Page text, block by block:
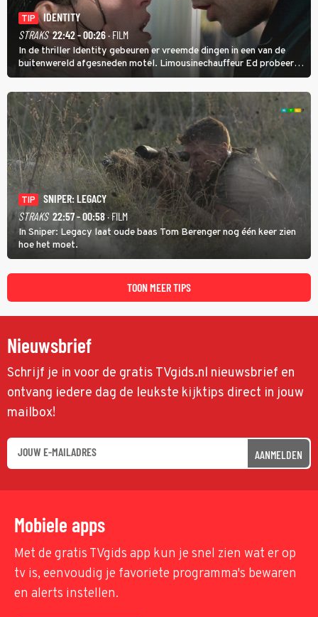
TIP
IDENTITY
STRAKS 22:42 - 00:26· FILM
In de thriller Identity gebeuren er vreemde dingen in een van de
buitenwereld afgesneden motel. Limousinechauffeur Ed probeert
uit te zoeken wie of wat daar achter zit.
TIP
SNIPER: LEGACY
STRAKS 22:57 - 00:58· FILM
In Sniper: Legacy laat oude baas Tom Berenger nog één keer zien
hoe het moet.
TOON MEER TIPS
Nieuwsbrief
Schrijf je in voor de gratis TVgids.nl nieuwsbrief en
ontvang iedere dag de leukste kijktips direct in jouw
mailbox!
AANMELDEN
Mobiele apps
Met de gratis TVgids app kun je snel zien wat er op
tv is, eenvoudig je favoriete programma's bewaren
en alerts instellen.